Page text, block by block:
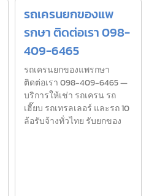
รถเครนยกของแพ
รกษา ติดต่อเรา 098-
409-6465
รถเครนยกของแพรกษา
ติดต่อเรา 098-409-6465 —
บริการให้เช่า รถเครน รถ
เฮี๊ยบ รถเทรลเลอร์ และรถ 10
ล้อรับจ้างทั่วไทย รับยกของ